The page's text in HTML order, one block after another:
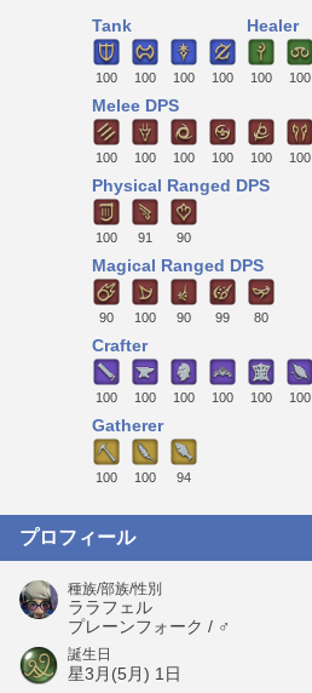
Tank
100 100 100 100
Healer
100 100
Melee DPS
100 100 100 100 100 100
Physical Ranged DPS
100 91 90
Magical Ranged DPS
90 100 90 99 80
Crafter
100 100 100 100 100 100
Gatherer
100 100 94
プロフィール
種族/部族/性別
ララフェル
プレーンフォーク / ♂
誕生日
星3月(5月) 1日